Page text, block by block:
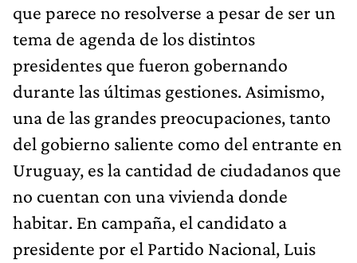
que parece no resolverse a pesar de ser un
tema de agenda de los distintos
presidentes que fueron gobernando
durante las últimas gestiones. Asimismo,
una de las grandes preocupaciones, tanto
del gobierno saliente como del entrante en
Uruguay, es la cantidad de ciudadanos que
no cuentan con una vivienda donde
habitar. En campaña, el candidato a
presidente por el Partido Nacional, Luis